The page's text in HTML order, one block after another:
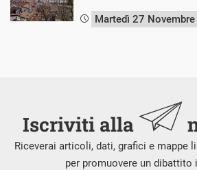
Martedì 27
Iscriviti alla
Riceverai articoli, dati, grafici e mappe
per promuovere un dibattito